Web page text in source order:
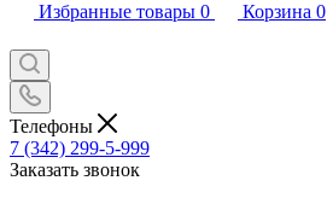
Избранные товары 0 Корзина 0
Телефоны
7 (342) 299-5-999
Заказать звонок